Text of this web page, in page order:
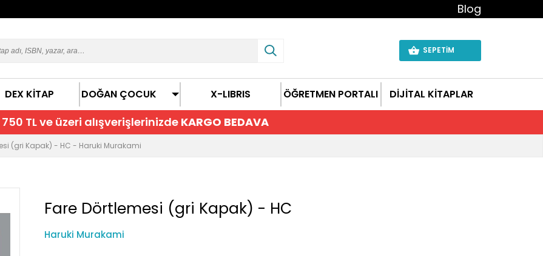
Blog
SEPETİM
DEX KİTAP DOĞAN ÇOCUK X-LIBRIS ÖĞRETMEN PORTALI DİJİTAL KİTAPLAR
750 TL ve üzeri alışverişlerinizde KARGO BEDAVA
(gri Kapak) - HC - Haruki Murakami
Fare Dörtlemesi (gri Kapak) - HC
Haruki Murakami